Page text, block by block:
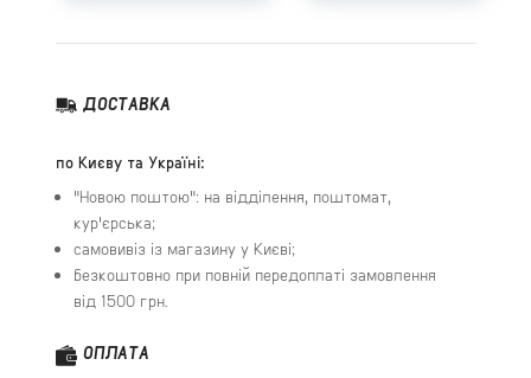
ДОСТАВКА
по Києву та Україні:
"Новою поштою": на відділення, поштомат,
кур'єрська;
самовивіз із магазину у Києві;
безкоштовно при повній передоплаті замовлення
від 1500 грн.
ОПЛАТА